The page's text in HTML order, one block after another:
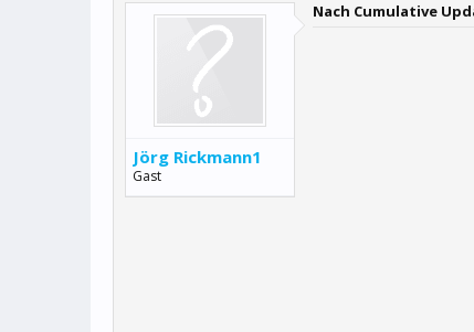
Jörg Rickmann1
Gast
Nach Cumulative